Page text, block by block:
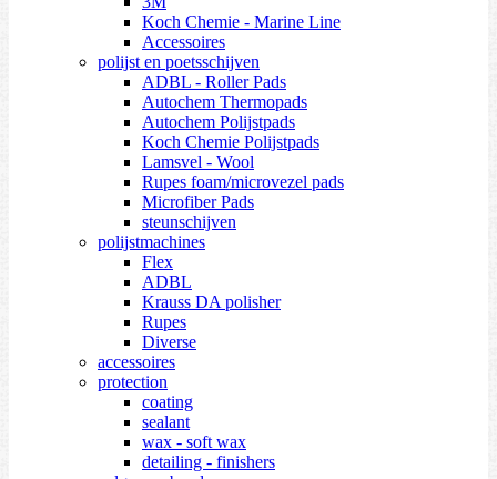
Koch Chemie - Marine Line
Accessoires
polijst en poetsschijven
ADBL - Roller Pads
Autochem Thermopads
Autochem Polijstpads
Koch Chemie Polijstpads
Lamsvel - Wool
Rupes foam/microvezel pads
Microfiber Pads
steunschijven
polijstmachines
Flex
ADBL
Krauss DA polisher
Rupes
Diverse
accessoires
protection
coating
sealant
wax - soft wax
detailing - finishers